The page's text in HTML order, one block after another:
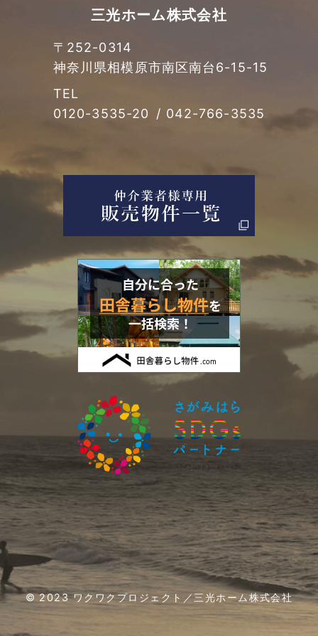
2021年10月 (3)
2021年09月 (3)
2021年04月 (5)
2021年03月 (2)
2021年02月 (3)
2021年01月 (4)
2020年11月 (4)
2020年10月 (5)
2020年09月 (4)
2020年08月 (6)
2020年07月 (5)
2020年06月 (5)
三光ホーム株式会社
〒252-0314
神奈川県相模原市南区南台6-15-15
TEL
0120-3535-20
/ 042-766-3535
© 2023 ワクワクプロジェクト／三光ホーム株式会社